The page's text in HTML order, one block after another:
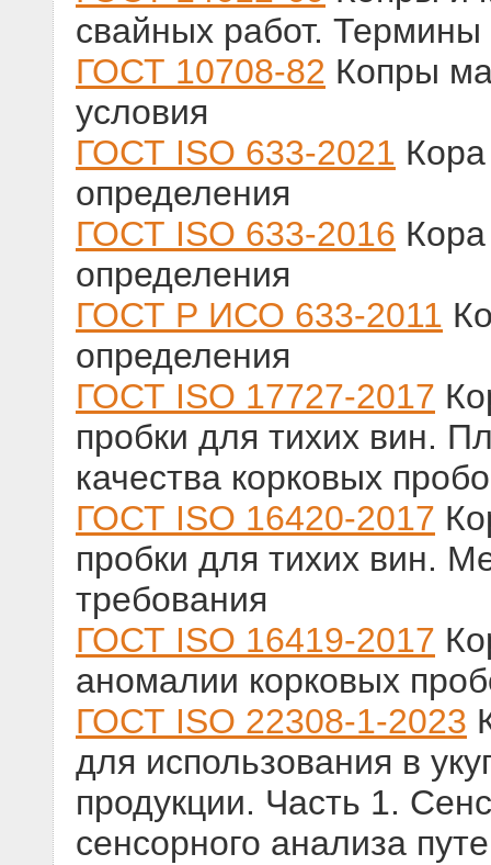
свайных работ.
ГОСТ 10708-82 Копры
условия
ГОСТ ISO 633-2021
определения
ГОСТ ISO 633-2016
определения
ГОСТ Р ИСО 633-2011
определения
ГОСТ ISO 17727-2017
пробки для тихих вин.
качества корковых
ГОСТ ISO 16420-2017
пробки для тихих вин.
требования
ГОСТ ISO 16419-2017
аномалии корковых
ГОСТ ISO 22308-1-2023
для использования в
продукции. Часть 1.
сенсорного анализа